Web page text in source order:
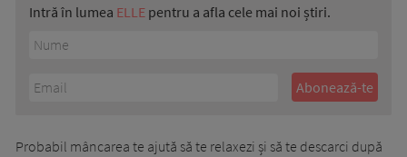
Intră în lumea ELLE pentru a afla cele mai noi știri.
Probabil mâncarea te ajută să te relaxezi și să te descarci după